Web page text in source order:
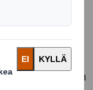
tärkeässä
Anette Joy
on
sekä lapsille
leikkikaluja